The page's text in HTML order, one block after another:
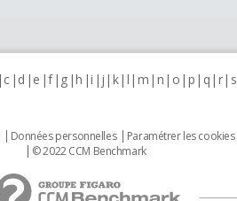
c d e f g h i j k l m n o p q r s
Données personnelles Paramétrer les cookies
© 2022 CCM Benchmark